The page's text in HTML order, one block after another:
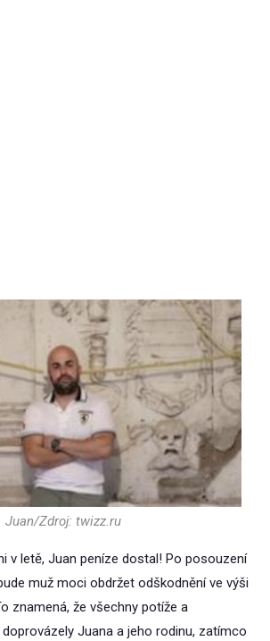
Juan/Zdroj: twizz.ru
v letě, Juan peníze dostal! Po posouzení
muž moci obdržet odškodnění ve výši
znamená, že všechny potíže a
Juana a jeho rodinu, zatímco